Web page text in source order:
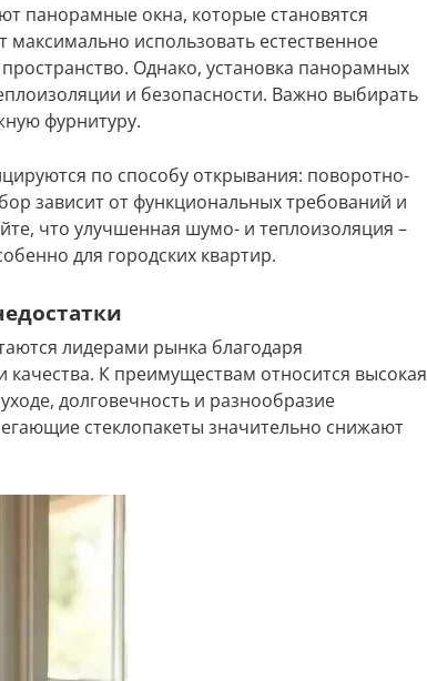
панорамные окна, которые становятся
использовать естественное
Однако, установка панорамных
и безопасности. Важно выбирать
фурнитуру.
по способу открывания: поворотно-
зависит от функциональных требований и
что улучшенная шумо- и теплоизоляция –
для городских квартир.
лидерами рынка благодаря
К преимуществам относится высокая
долговечность и разнообразие
стеклопакеты значительно снижают